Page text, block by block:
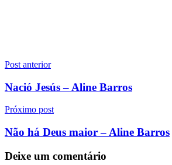
Navegação
de
Post anterior
Nació Jesús – Aline Barros
Próximo post
Não há Deus maior – Aline Barros
Deixe um comentário